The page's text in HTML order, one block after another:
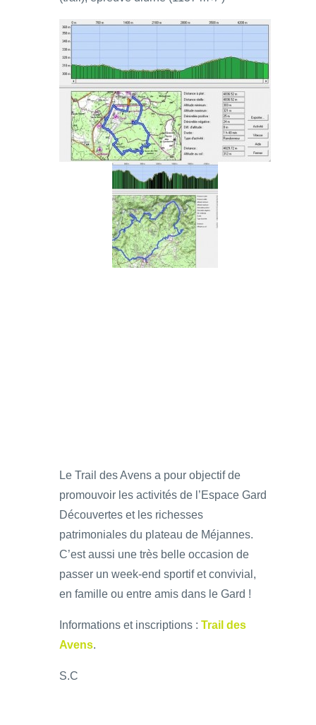
Le Trail des Avens a pour objectif de
promouvoir les activités de l’Espace Gard
Découvertes et les richesses
patrimoniales du plateau de Méjannes.
C’est aussi une très belle occasion de
passer un week-end sportif et convivial,
en famille ou entre amis dans le Gard !
Informations et inscriptions : Trail des
Avens.
S.C